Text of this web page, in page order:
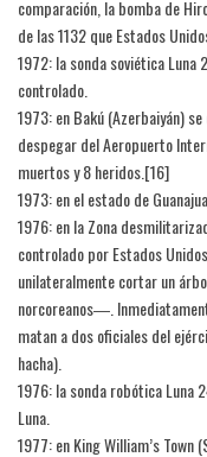
comparación, la bomba de
de las 1132 que Estados
1972: la sonda soviética Luna
controlado.
1973: en Bakú (Azerbaiyán)
despegar del Aeropuerto
muertos y 8 heridos.[16]​
1973: en el estado de
1976: en la Zona
controlado por Estados
unilateralmente cortar un
norcoreanos―.
matan a dos oficiales del
hacha).
1976: la sonda robótica Luna
Luna.
1977: en King William’s